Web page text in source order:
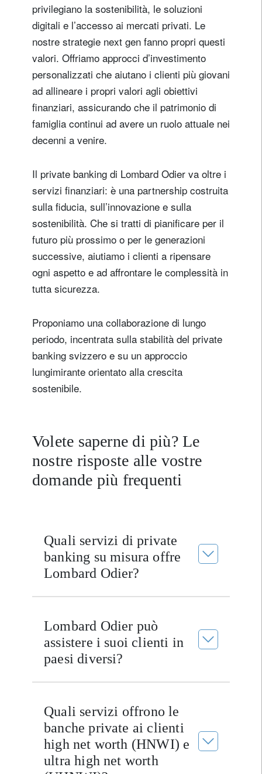
privilegiano la sostenibilità, le soluzioni
digitali e l’accesso ai mercati privati. Le
nostre strategie next gen fanno propri questi
valori. Offriamo approcci d’investimento
personalizzati che aiutano i clienti più giovani
ad allineare i propri valori agli obiettivi
finanziari, assicurando che il patrimonio di
famiglia continui ad avere un ruolo attuale nei
decenni a venire.
Il private banking di Lombard Odier va oltre i
servizi finanziari: è una partnership costruita
sulla fiducia, sull’innovazione e sulla
sostenibilità. Che si tratti di pianificare per il
futuro più prossimo o per le generazioni
successive, aiutiamo i clienti a ripensare
ogni aspetto e ad affrontare le complessità in
tutta sicurezza.
Proponiamo una collaborazione di lungo
periodo, incentrata sulla stabilità del private
banking svizzero e su un approccio
lungimirante orientato alla crescita
sostenibile.
Volete saperne di più? Le
nostre risposte alle vostre
domande più frequenti
Quali servizi di private
banking su misura offre
Lombard Odier?
Lombard Odier può
assistere i suoi clienti in
paesi diversi?
Quali servizi offrono le
banche private ai clienti
high net worth (HNWI) e
ultra high net worth